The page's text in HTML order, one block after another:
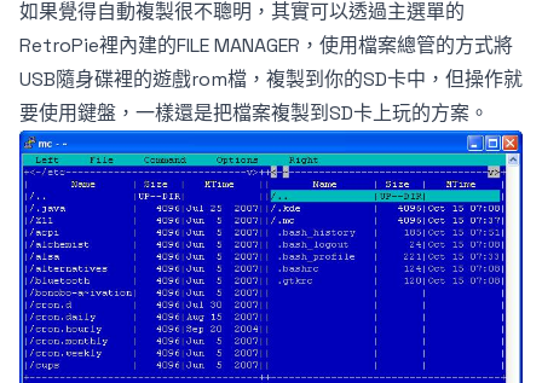
如果覺得自動複製很不聰明，其實可以透過主選單的
RetroPie裡內建的FILE MANAGER，使用檔案總管的方式將
USB隨身碟裡的遊戲rom檔，複製到你的SD卡中，但操作就
要使用鍵盤，一樣還是把檔案複製到SD卡上玩的方案。